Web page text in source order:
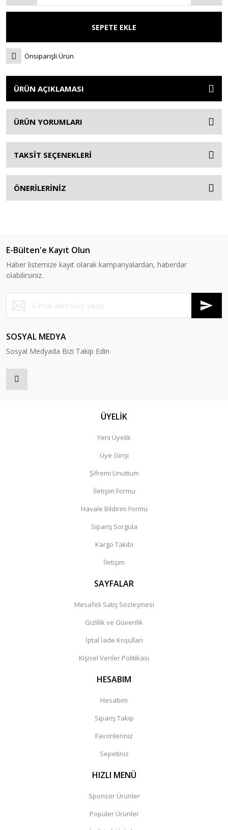
SEPETE EKLE
Önsiparişli Ürün
ÜRÜN AÇIKLAMASI
ÜRÜN YORUMLARI
TAKSİT SEÇENEKLERİ
ÖNERİLERİNİZ
E-Bülten'e Kayıt Olun
Haber listemize kayıt olarak kampanyalardan, haberdar
olabilirsiniz.
SOSYAL MEDYA
Sosyal Medyada Bizi Takip Edin
ÜYELİK
Yeni Üyelik
Üye Girişi
Şifremi Unuttum
İletişim Formu
Havale Bildirim Formu
Sipariş Sorgula
Kargo Takibi
İletişim
SAYFALAR
Mesafeli Satış Sözleşmesi
Gizlilik ve Güvenlik
İptal İade Koşullari
Kişisel Veriler Politikası
HESABIM
Hesabım
Sipariş Takip
Favorileriniz
Sepetiniz
HIZLI MENÜ
Sponsor Ürünler
Popüler Ürünler